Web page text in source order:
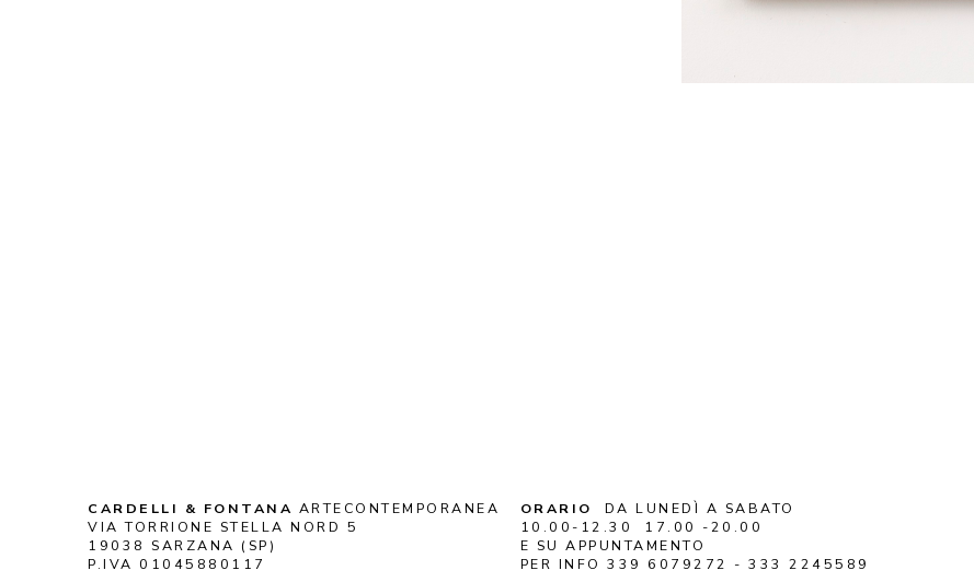
CARDELLI & FONTANA ARTECONTEMPORANEA
VIA TORRIONE STELLA NORD 5
19038 SARZANA (SP)
P.IVA 01045880117
ORARIO
DA LUNEDÌ A SABATO
10.00-12.30 17.00 -20.00
E SU APPUNTAMENTO
PER INFO 339 6079272 - 333 2245589